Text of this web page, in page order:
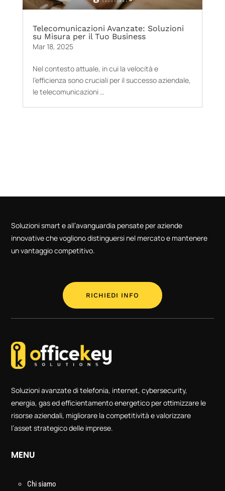
Telecomunicazioni Avanzate: Soluzioni
su Misura per il Tuo Business
Mar 18, 2025
Nel contesto attuale, in cui la velocità e
l’efficienza sono cruciali per il successo aziendale,
le telecomunicazioni …
Soluzioni smart e all’avanguardia pensate per aziende
innovative che vogliono distinguersi nel mercato e mantenere
un vantaggio competitivo.
RICHIEDI INFO
Soluzioni avanzate di telefonia, internet, cybersecurity,
energia, gas ed efficientamento energetico per ottimizzare le
risorse aziendali, migliorare la competitività e valorizzare
l’asset strategico delle imprese.
MENU
Chi siamo